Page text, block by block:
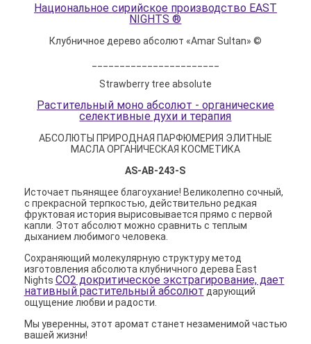
Национальное сирийское производство EAST
NIGHTS ®
Клубничное дерево абсолют «Amar Sultan» ©
Strawberry tree absolute
Растительный моно абсолют - органические
селективные духи и терапия
АБСОЛЮТЫ ПРИРОДНАЯ ПАРФЮМЕРИЯ ЭЛИТНЫЕ
МАСЛА ОРГАНИЧЕСКАЯ КОСМЕТИКА
AS-AB-243-S
Источает пьянящее благоухание! Великолепно сочный,
с прекрасной терпкостью, действительно редкая
фруктовая история вырисовывается прямо с первой
капли. Этот абсолют можно сравнить с теплым
дыханием любимого человека.
Сохраняющий молекулярную структуру метод
изготовления абсолюта клубничного дерева East
Nights СО2 докритическое экстрагирование, дает
нативный растительный абсолют дарующий
ощущение любви и радости.
Мы уверенны, этот аромат станет незаменимой частью
вашей жизни!